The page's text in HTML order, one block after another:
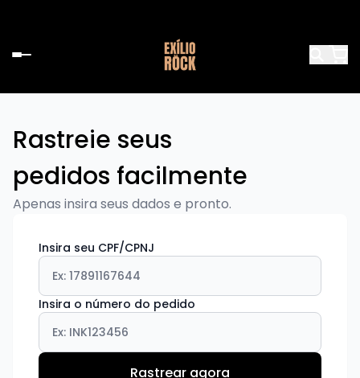
Rastreie seus
pedidos facilmente
Apenas insira seus dados e pronto.
Insira seu CPF/CPNJ
Insira o número do pedido